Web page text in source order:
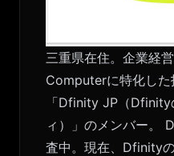
三重県在住。企業経
Computerに特化した
「Dfinity JP（
ィ）」のメンバー。
査中。現在、Dfinity